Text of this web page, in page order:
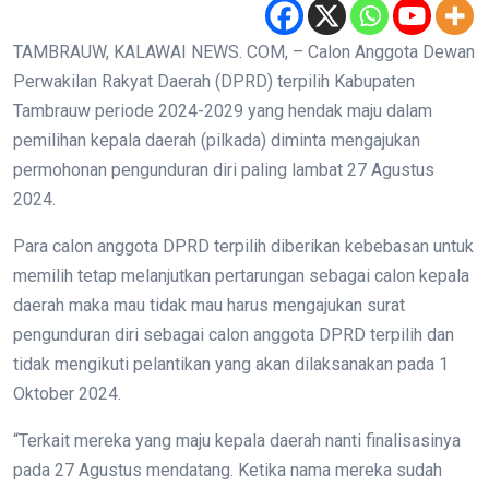
TAMBRAUW, KALAWAI NEWS. COM, – Calon Anggota Dewan
Perwakilan Rakyat Daerah (DPRD) terpilih Kabupaten
Tambrauw periode 2024-2029 yang hendak maju dalam
pemilihan kepala daerah (pilkada) diminta mengajukan
permohonan pengunduran diri paling lambat 27 Agustus
2024.
Para calon anggota DPRD terpilih diberikan kebebasan untuk
memilih tetap melanjutkan pertarungan sebagai calon kepala
daerah maka mau tidak mau harus mengajukan surat
pengunduran diri sebagai calon anggota DPRD terpilih dan
tidak mengikuti pelantikan yang akan dilaksanakan pada 1
Oktober 2024.
“Terkait mereka yang maju kepala daerah nanti finalisasinya
pada 27 Agustus mendatang. Ketika nama mereka sudah